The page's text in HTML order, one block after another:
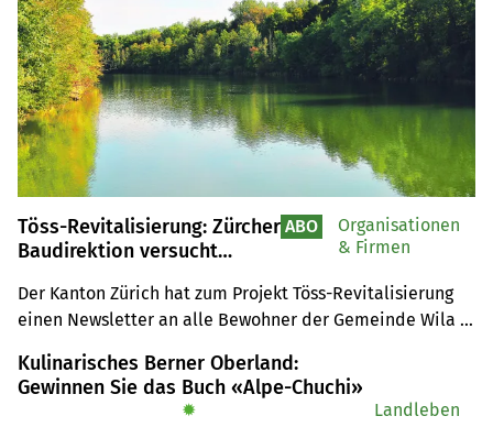
Töss-Revitalisierung: Zürcher
Baudirektion versucht
Der Kanton Zürich hat zum Projekt Töss-Revitalisierung
einen Newsletter an alle Bewohner der Gemeinde Wila
ABO
Organisationen
& Firmen
Kulinarisches Berner Oberland:
Gewinnen Sie das Buch «Alpe-Chuchi»
✹ Landleben